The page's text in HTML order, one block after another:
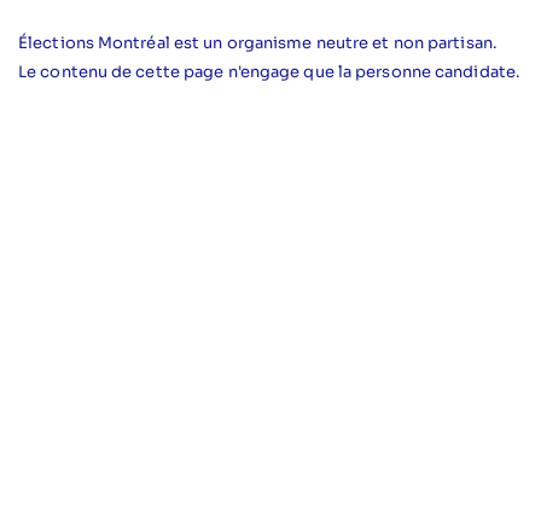
Élections Montréal est un organisme neutre et non partisan.
Le contenu de cette page n'engage que la personne candidate.